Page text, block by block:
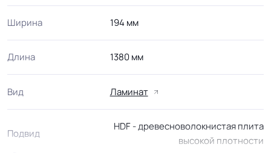
Ширина 194 мм
Длина 1380 мм
Вид Ламинат
Подвид
HDF - древесноволокнистая плита
высокой плотности